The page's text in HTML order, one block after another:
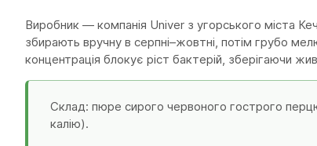
Виробник — компанія Univer з угорського міста
збирають вручну в серпні–жовтні, потім грубо
концентрація блокує ріст бактерій, зберігаючи
Склад: пюре сирого червоного гострого
калію).